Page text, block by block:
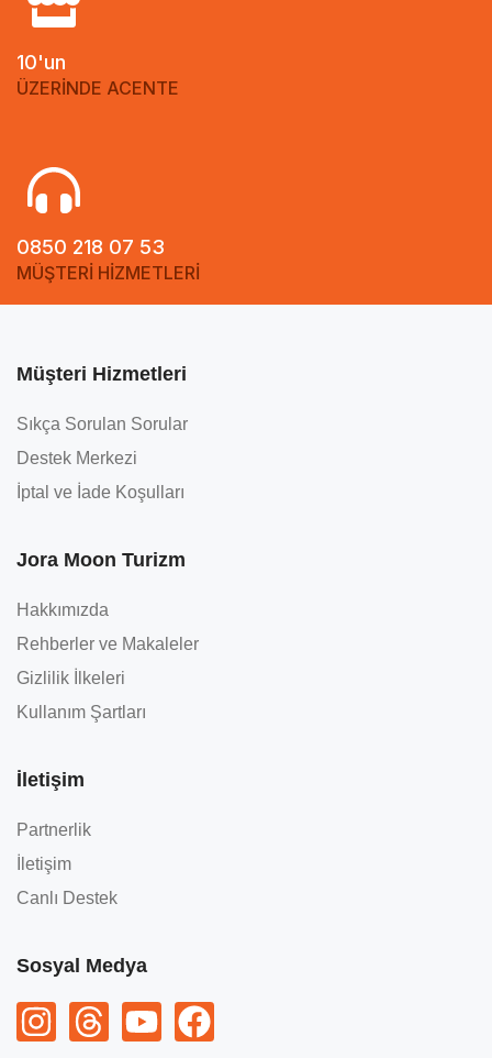
10'un
ÜZERİNDE ACENTE
0850 218 07 53
MÜŞTERİ HİZMETLERİ
Müşteri Hizmetleri
Sıkça Sorulan Sorular
Destek Merkezi
İptal ve İade Koşulları
Jora Moon Turizm
Hakkımızda
Rehberler ve Makaleler
Gizlilik İlkeleri
Kullanım Şartları
İletişim
Partnerlik
İletişim
Canlı Destek
Sosyal Medya